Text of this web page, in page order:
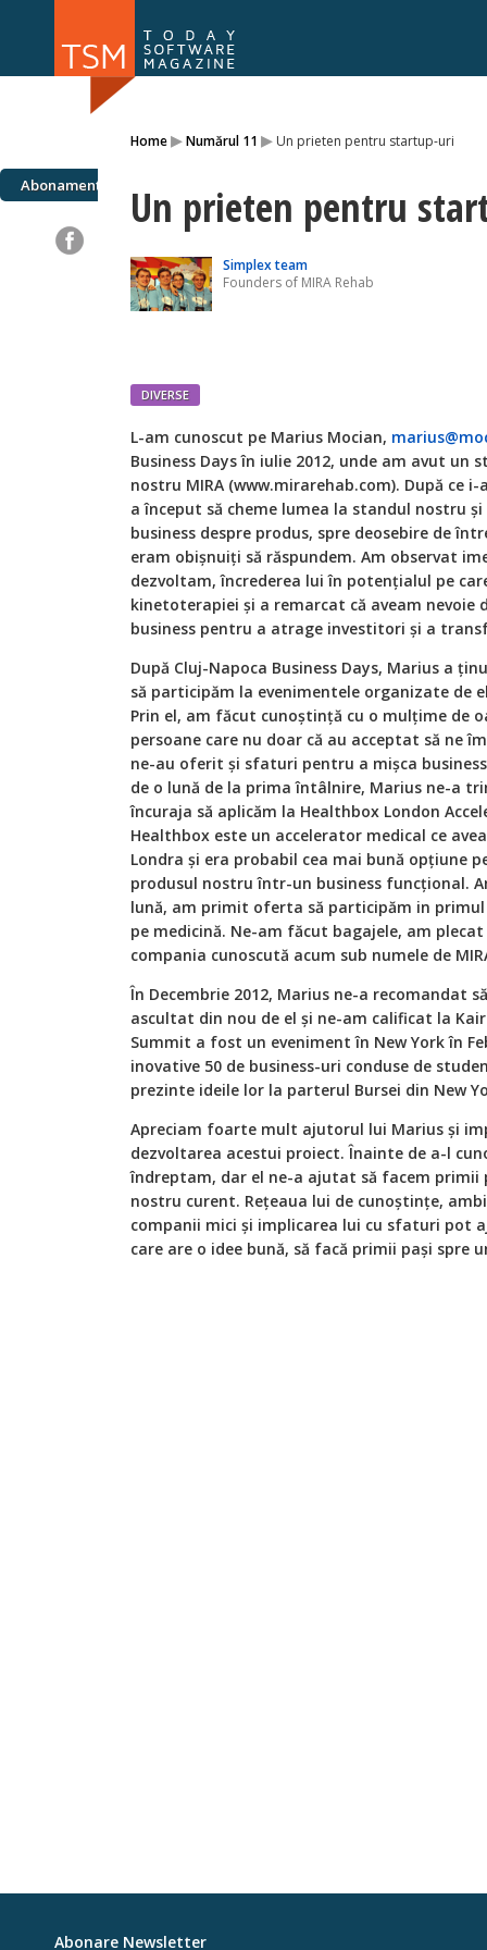
Home▸Numărul 11 ▸ Un prieten pentru startup-uri
Abonamente Un prieten pentru
Simplex team
Founders of MIRA Rehab
DIVERSE
L-am cunoscut pe Marius Mocian,
Business Days în iulie 2012, unde am avut un
nostru MIRA (www.mirarehab.com). După ce
a început să cheme lumea la standul nostru
business despre produs, spre deosebire de
eram obișnuiți să răspundem. Am observat
dezvoltam, încrederea lui în potențialul pe
kinetoterapiei și a remarcat că aveam
business pentru a atrage investitori și a
După Cluj-Napoca Business Days, Marius a
să participăm la evenimentele organizate de
Prin el, am făcut cunoștință cu o mulțime de
persoane care nu doar că au acceptat să ne
ne-au oferit și sfaturi pentru a mișca
de o lună de la prima întâlnire, Marius ne-a
încuraja să aplicăm la Healthbox London
Healthbox este un accelerator medical ce
Londra și era probabil cea mai bună opțiune
produsul nostru într-un business funcțional.
lună, am primit oferta să participăm in
pe medicină. Ne-am făcut bagajele, am
compania cunoscută acum sub numele de
În Decembrie 2012, Marius ne-a recomandat
ascultat din nou de el și ne-am calificat la
Summit a fost un eveniment în New York în
inovative 50 de business-uri conduse de
prezinte ideile lor la parterul Bursei din New
Apreciam foarte mult ajutorul lui Marius și
dezvoltarea acestui proiect. Înainte de a-l
îndreptam, dar el ne-a ajutat să facem primii
nostru curent. Rețeaua lui de cunoștințe,
companii mici și implicarea lui cu sfaturi pot
care are o idee bună, să facă primii pași spre
Abonare Newsletter